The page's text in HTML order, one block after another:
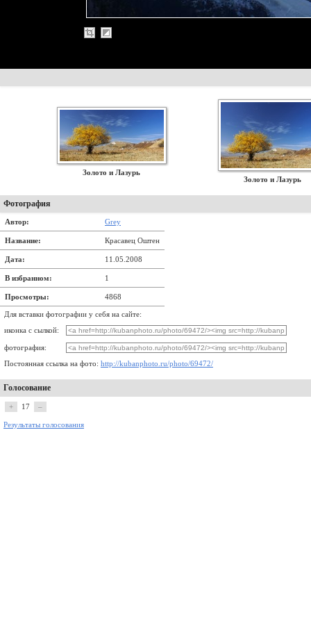
Золото и Лазурь
Золото и Лазурь
Фотография
Автор: Grey
Название: Красавец Оштен
Дата: 11.05.2008
В избранном: 1
Просмотры: 4868
Для вставки фотографии у себя на сайте:
иконка с сылкой:
фотография:
Постоянная ссылка на фото: http://kubanphoto.ru/photo/69472/
Голосование
+ 17 –
Результаты голосования